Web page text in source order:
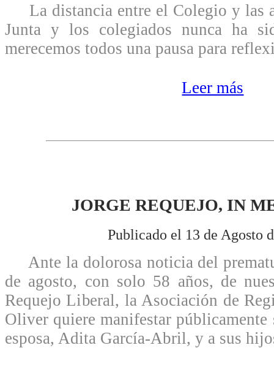
La distancia entre el Colegio y las
Junta y los colegiados nunca ha
merecemos todos una pausa para
Leer más
JORGE REQUEJO, IN
Publicado el 13 de Agosto
Ante la dolorosa noticia del
de agosto, con solo 58 años, de
Requejo Liberal, la Asociación de
Oliver quiere manifestar públicamente
esposa, Adita García-Abril, y a sus